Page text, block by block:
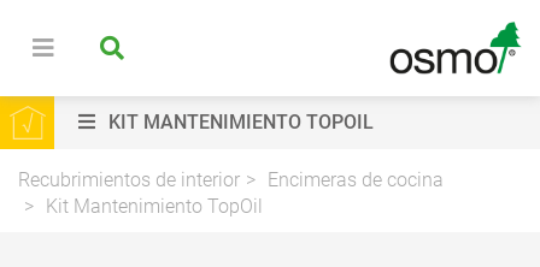
KIT MANTENIMIENTO TOPOIL
Recubrimientos de interior
Encimeras de cocina
Kit Mantenimiento TopOil